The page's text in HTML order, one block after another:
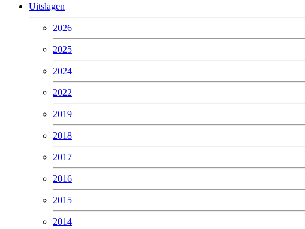
Uitslagen
2026
2025
2024
2022
2019
2018
2017
2016
2015
2014